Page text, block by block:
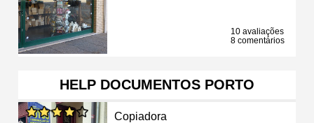
10 avaliações
8 comentários
HELP DOCUMENTOS PORTO
Copiadora